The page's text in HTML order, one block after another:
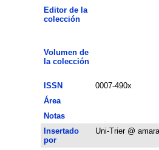
Editor de la
colección
Volumen de
la colección
ISSN
0007-490x
Área
Notas
Insertado
por
Uni-Trier @